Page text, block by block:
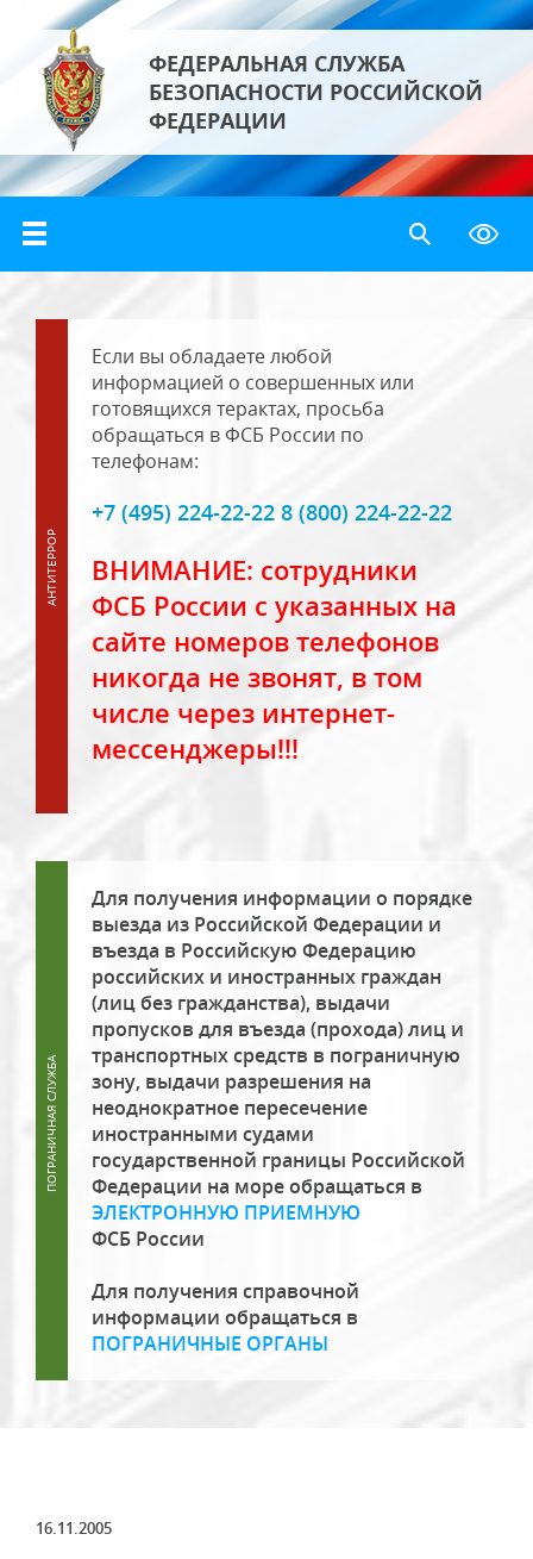
ФЕДЕРАЛЬНАЯ СЛУЖБА
БЕЗОПАСНОСТИ РОССИЙСКОЙ
ФЕДЕРАЦИИ
Если вы обладаете любой
информацией о совершенных или
готовящихся терактах, просьба
обращаться в ФСБ России по
телефонам:
+7 (495) 224-22-22 8 (800) 224-22-22
ВНИМАНИЕ: сотрудники
ФСБ России с указанных на
сайте номеров телефонов
никогда не звонят, в том
числе через интернет-
мессенджеры!!!
Для получения информации о порядке
выезда из Российской Федерации и
въезда в Российскую Федерацию
российских и иностранных граждан
(лиц без гражданства), выдачи
пропусков для въезда (прохода) лиц и
транспортных средств в пограничную
зону, выдачи разрешения на
неоднократное пересечение
иностранными судами
государственной границы Российской
Федерации на море обращаться в
ЭЛЕКТРОННУЮ ПРИЕМНУЮ
ФСБ России
Для получения справочной
информации обращаться в
ПОГРАНИЧНЫЕ ОРГАНЫ
16.11.2005